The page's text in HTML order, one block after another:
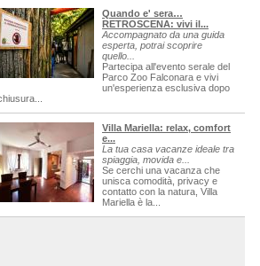
Quando e' sera…
RETROSCENA: vivi il...
Accompagnato da una guida
esperta, potrai scoprire
quello...
Partecipa all'evento serale del
Parco Zoo Falconara e vivi
un'esperienza esclusiva dopo
Villa Mariella: relax, comfort
e...
La tua casa vacanze ideale tra
spiaggia, movida e...
Se cerchi una vacanza che
unisca comodità, privacy e
contatto con la natura, Villa
Mariella è la...